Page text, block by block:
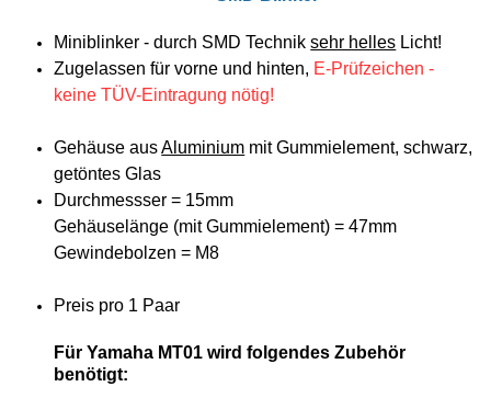
Miniblinker - durch SMD Techniksehr helles Licht!
Zugelassen für vorne und hinten, E-Prüfzeichen -
keine TÜV-Eintragung nötig!
Gehäuse ausAluminium mit Gummielement, schwarz,
getöntes Glas
Durchmessser = 15mm
Gehäuselänge (mit Gummielement) = 47mm
Gewindebolzen = M8
Preis pro 1 Paar
Für Yamaha MT01 wird folgendes Zubehör
benötigt: